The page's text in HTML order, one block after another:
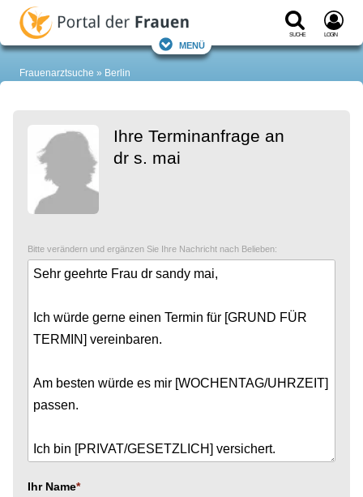
Suche Login
Menü
Frauenarztsuche Berlin
Ihre Terminanfrage an
dr s. mai
Bitte verändern und ergänzen Sie Ihre Nachricht nach Belieben:
Ihr Name